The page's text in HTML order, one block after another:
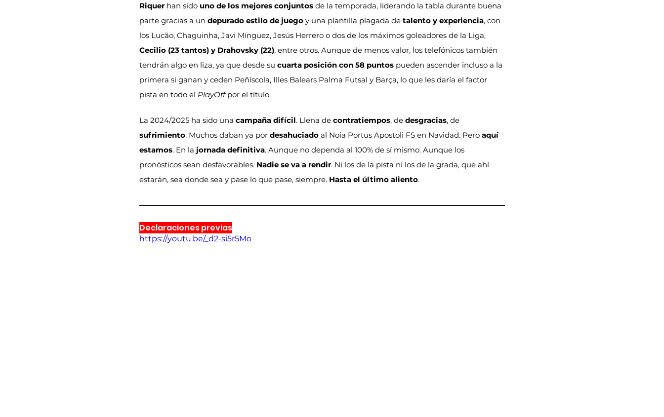
Riquer han sido uno de los mejores conjuntos de la temporada, liderando la tabla durante buena
parte gracias a un depurado estilo de juego y una plantilla plagada de talento y experiencia, con
los Lucão, Chaguinha, Javi Mínguez, Jesús Herrero o dos de los máximos goleadores de la Liga,
Cecilio (23 tantos) y Drahovsky (22), entre otros. Aunque de menos valor, los telefónicos también
tendrán algo en liza, ya que desde su cuarta posición con 58 puntos pueden ascender incluso a la
primera si ganan y ceden Peñíscola, Illes Balears Palma Futsal y Barça, lo que les daría el factor
pista en todo el PlayOff por el título.
La 2024/2025 ha sido una campaña difícil. Llena de contratiempos, de desgracias, de
sufrimiento. Muchos daban ya por desahuciado al Noia Portus Apostoli FS en Navidad. Pero aquí
estamos. En la jornada definitiva. Aunque no dependa al 100% de sí mismo. Aunque los
pronósticos sean desfavorables. Nadie se va a rendir. Ni los de la pista ni los de la grada, que ahí
estarán, sea donde sea y pase lo que pase, siempre. Hasta el último aliento.
Declaraciones previas
https://youtu.be/_d2-si5r5Mo